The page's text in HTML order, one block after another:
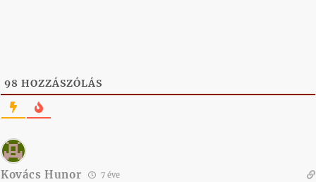
98 HOZZÁSZÓLÁS
Kovács Hunor 7 éve